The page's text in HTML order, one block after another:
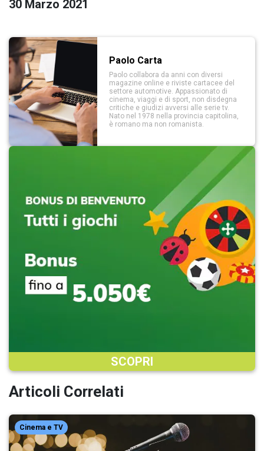
30 Marzo 2021
Paolo Carta
Paolo collabora da anni con diversi
magazine online e riviste cartacee del
settore automotive. Appassionato di
cinema, viaggi e di sport, non disdegna
critiche e giudizi avversi alle serie tv.
Nato nel 1978 nella provincia capitolina,
è romano ma non romanista.
SCOPRI
Articoli Correlati
Cinema e TV